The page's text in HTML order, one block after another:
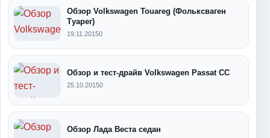
Обзор Volkswagen Touareg (Фольксваген
Туарег)
19.11.20150
Обзор и тест-драйв Volkswagen Passat CC
25.10.20150
Обзор Лада Веста седан